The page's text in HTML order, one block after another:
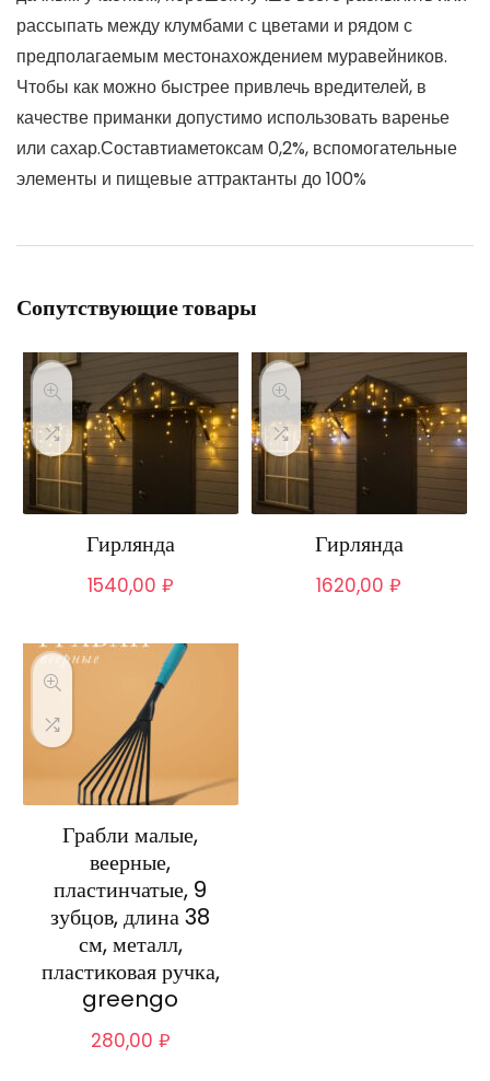
рассыпать между клумбами с цветами и рядом с
предполагаемым местонахождением муравейников.
Чтобы как можно быстрее привлечь вредителей, в
качестве приманки допустимо использовать варенье
или сахар.Составтиаметоксам 0,2%, вспомогательные
элементы и пищевые аттрактанты до 100%
Сопутствующие товары
Гирлянда
1540,00 ₽
Гирлянда
1620,00₽
Грабли малые,
веерные,
пластинчатые, 9
зубцов, длина 38
см, металл,
пластиковая ручка,
greengo
280,00 ₽